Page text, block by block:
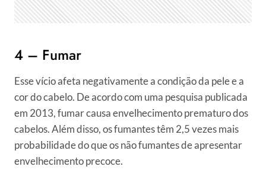
4 – Fumar
Esse vício afeta negativamente a condição da pele e a
cor do cabelo. De acordo com uma pesquisa publicada
em 2013, fumar causa envelhecimento prematuro dos
cabelos. Além disso, os fumantes têm 2,5 vezes mais
probabilidade do que os não fumantes de apresentar
envelhecimento precoce.